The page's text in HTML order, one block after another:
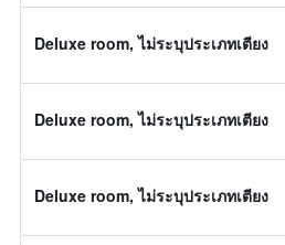
Deluxe room, ไม่ระบุประเภทเตียง
Deluxe room, ไม่ระบุประเภทเตียง
Deluxe room, ไม่ระบุประเภทเตียง